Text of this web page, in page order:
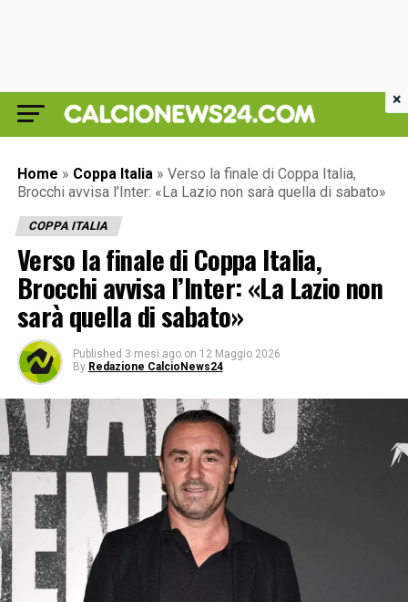
Home » Coppa Italia » Verso la finale di Coppa Italia,
Brocchi avvisa l’Inter: «La Lazio non sarà quella di sabato»
COPPA ITALIA
Verso la finale di Coppa Italia,
Brocchi avvisa l’Inter: «La Lazio non
sarà quella di sabato»
Published 3 mesi ago on 12 Maggio 2026
By Redazione CalcioNews24
×